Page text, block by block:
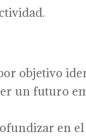
objetivo
un futuro
en el